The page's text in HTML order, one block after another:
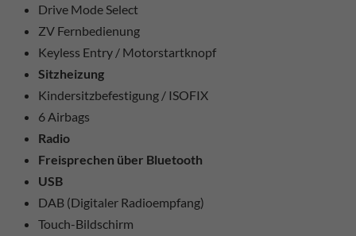
Drive Mode Select
ZV Fernbedienung
Keyless Entry / Motorstartknopf
Sitzheizung
Kindersitzbefestigung / ISOFIX
6 Airbags
Radio
Freisprechen über Bluetooth
USB
DAB (Digitaler Radioempfang)
Touch-Bildschirm